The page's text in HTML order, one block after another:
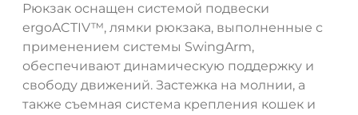
Рюкзак оснащен системой подвески
ergoACTIV™, лямки рюкзака, выполненные с
применением системы SwingArm,
обеспечивают динамическую поддержку и
свободу движений. Застежка на молнии, а
также съемная система крепления кошек и